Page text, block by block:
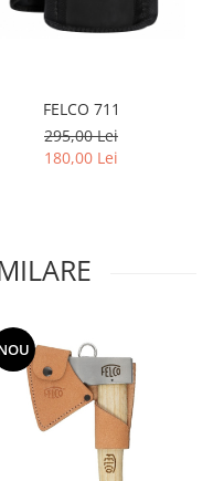
FELCO 711
295,00 Lei
180,00 Lei